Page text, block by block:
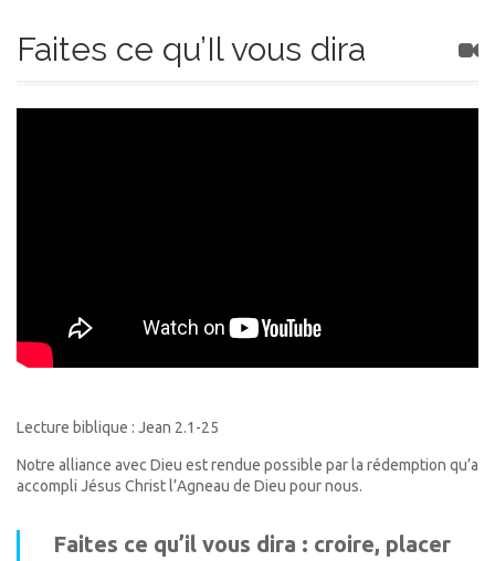
Faites ce qu’Il vous dira
Lecture biblique : Jean 2.1-25
Notre alliance avec Dieu est rendue possible par la rédemption qu’a
accompli Jésus Christ l’Agneau de Dieu pour nous.
Faites ce qu’il vous dira : croire, placer